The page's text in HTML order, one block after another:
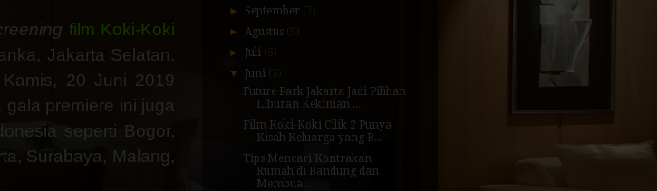
film Koki-Koki
Jakarta Selatan.
20 Juni 2019
gala premiere ini juga
seperti Bogor,
Surabaya, Malang,
► September
►Agustus
► Juli
▼ Juni
Future Park Jakarta Jadi Pilihan
Liburan Kekinian ...
Film Koki-Koki Cilik 2 Punya
Kisah Keluarga yang B...
Tips Mencari Kontrakan
Rumah di Bandung dan
Membua...